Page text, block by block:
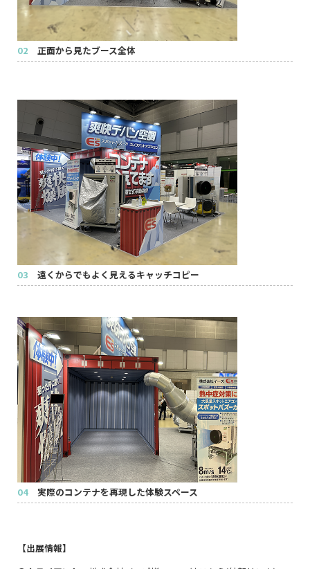
02 正面から見たブース全体
03 遠くからでもよく見えるキャッチコピー
04 実際のコンテナを再現した体験スペース
【出展情報】